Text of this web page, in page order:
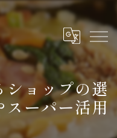
ョップの選
スーパー活用